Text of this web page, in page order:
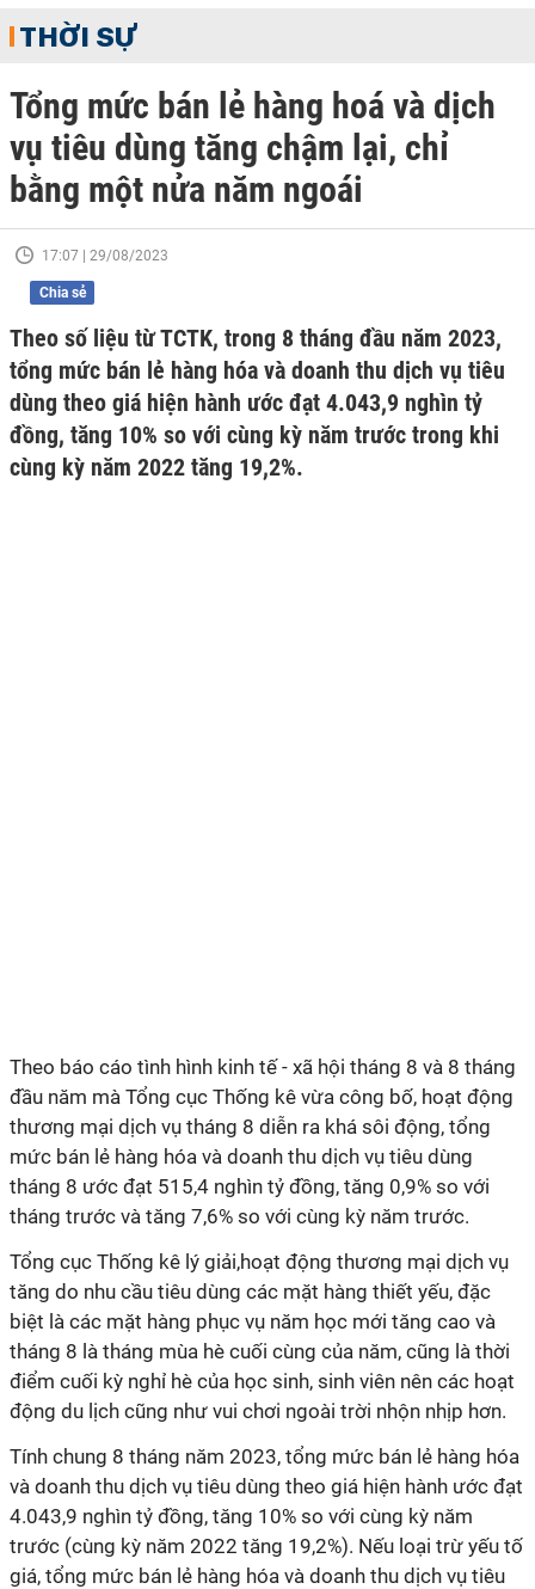
THỜI SỰ
Tổng mức bán lẻ hàng hoá và dịch
vụ tiêu dùng tăng chậm lại, chỉ
bằng một nửa năm ngoái
17:07 | 29/08/2023
Chia sẻ
Theo số liệu từ TCTK, trong 8 tháng đầu năm 2023,
tổng mức bán lẻ hàng hóa và doanh thu dịch vụ tiêu
dùng theo giá hiện hành ước đạt 4.043,9 nghìn tỷ
đồng, tăng 10% so với cùng kỳ năm trước trong khi
cùng kỳ năm 2022 tăng 19,2%.
Theo báo cáo tình hình kinh tế - xã hội tháng 8 và 8 tháng
đầu năm mà Tổng cục Thống kê vừa công bố, hoạt động
thương mại dịch vụ tháng 8 diễn ra khá sôi động, tổng
mức bán lẻ hàng hóa và doanh thu dịch vụ tiêu dùng
tháng 8 ước đạt 515,4 nghìn tỷ đồng, tăng 0,9% so với
tháng trước và tăng 7,6% so với cùng kỳ năm trước.
Tổng cục Thống kê lý giải,hoạt động thương mại dịch vụ
tăng do nhu cầu tiêu dùng các mặt hàng thiết yếu, đặc
biệt là các mặt hàng phục vụ năm học mới tăng cao và
tháng 8 là tháng mùa hè cuối cùng của năm, cũng là thời
điểm cuối kỳ nghỉ hè của học sinh, sinh viên nên các hoạt
động du lịch cũng như vui chơi ngoài trời nhộn nhịp hơn.
Tính chung 8 tháng năm 2023, tổng mức bán lẻ hàng hóa
và doanh thu dịch vụ tiêu dùng theo giá hiện hành ước đạt
4.043,9 nghìn tỷ đồng, tăng 10% so với cùng kỳ năm
trước (cùng kỳ năm 2022 tăng 19,2%). Nếu loại trừ yếu tố
giá, tổng mức bán lẻ hàng hóa và doanh thu dịch vụ tiêu